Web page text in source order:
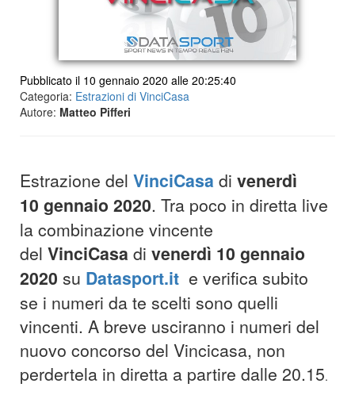
Pubblicato il 10 gennaio 2020 alle 20:25:40
Categoria: Estrazioni di VinciCasa
Autore: Matteo Pifferi
Estrazione del VinciCasa di venerdì
10 gennaio 2020. Tra poco in diretta live
la combinazione vincente
del VinciCasa di venerdì 10 gennaio
2020 su Datasport.it e verifica subito
se i numeri da te scelti sono quelli
vincenti. A breve usciranno i numeri del
nuovo concorso del Vincicasa, non
perdertela in diretta a partire dalle 20.15.